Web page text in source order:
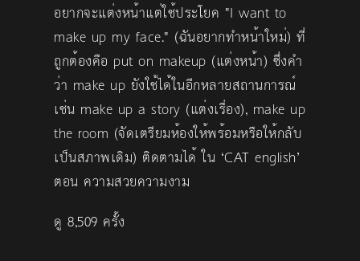
อยากจะแต่งหน้าแต่ใช้ประโยค "I want to
make up my face." (ฉันอยากทำหน้าใหม่) ที่
ถูกต้องคือ put on makeup (แต่งหน้า) ซึ่งคำ
ว่า make up ยังใช้ได้ในอีกหลายสถานการณ์
เช่น make up a story (แต่งเรื่อง), make up
the room (จัดเตรียมห้องให้พร้อมหรือให้กลับ
เป็นสภาพเดิม) ติดตามได้ ใน ‘CAT english’
ตอน ความสวยความงาม
ดู 8,509 ครั้ง